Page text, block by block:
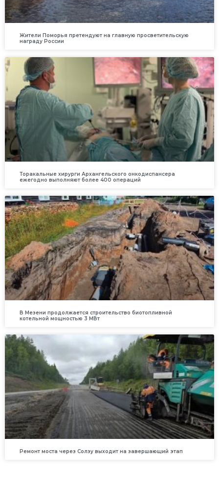
Жители Поморья претендуют на главную просветительскую
награду России
Торакальные хирурги Архангельского онкодиспансера
ежегодно выполняют более 400 операций
В Мезени продолжается строительство биотопливной
котельной мощностью 3 МВт
Ремонт моста через Солзу выходит на завершающий этап